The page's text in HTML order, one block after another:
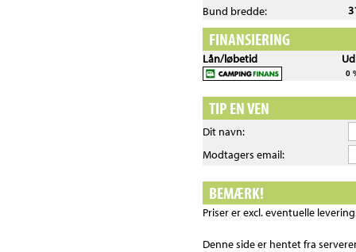
Bund bredde:
FINANSIERING
Lån/løbetid
0
TIP EN VEN
Dit navn:
Modtagers email:
BEMÆRK!
Priser er excl. eventuelle
Denne side er hentet fra